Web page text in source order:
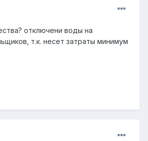
отключени воды на
т.к. несет затраты минимум